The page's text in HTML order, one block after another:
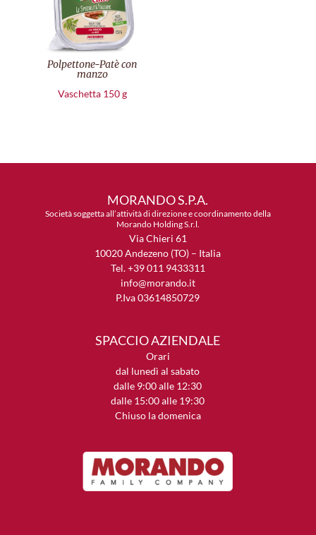
Polpettone-Patè con
manzo
Vaschetta 150 g
MORANDO S.P.A.
Società soggetta all’attività di direzione e coordinamento della
Morando Holding S.r.l.
Via Chieri 61
10020 Andezeno (TO) – Italia
Tel. +39 011 9433311
info@morando.it
P.Iva 03614850729
SPACCIO AZIENDALE
Orari
dal lunedì al sabato
dalle 9:00 alle 12:30
dalle 15:00 alle 19:30
Chiuso la domenica